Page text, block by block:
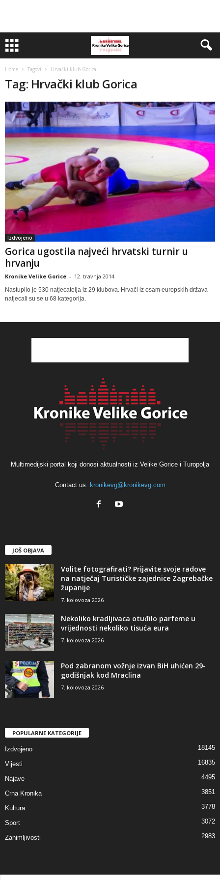
Home Tagovi Hrvački klub Gorica
Tag: Hrvački klub Gorica
Izdvojeno
Gorica ugostila najveći hrvatski turnir u
hrvanju
Kronike Velike Gorice - 12. travnja 2014
Nastupilo je 530 natjecatelja iz 29 klubova. Hrvači iz osam europskih država
natjecali su se u 68 kategorija.
Multimedijski portal koji donosi aktualnosti iz Velike Gorice i Turopolja
Contact us: kronikevg@kronikevg.com
JOŠ OBJAVA
Volite fotografirati? Prijavite svoje radove
na natječaj Turističke zajednice Zagrebačke
županije
7. kolovoza 2026
Nekoliko kradljivaca otuđilo parfeme u
vrijednosti nekoliko tisuća eura
7. kolovoza 2026
Pod zabranom vožnje izvan BiH uhićen 29-
godišnjak kod Mraclina
7. kolovoza 2026
POPULARNE KATEGORIJE
Izdvojeno 18145
Vijesti 16835
Najave 4495
Crna Kronika 3851
Kultura 3778
Sport 3072
Zanimljivosti 2983